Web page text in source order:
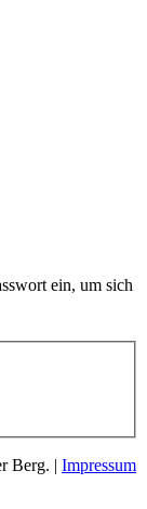
ein, um sich
Berg. | Impressum